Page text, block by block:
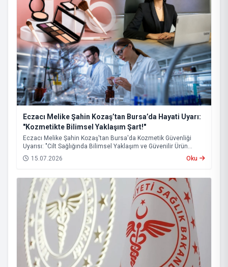
Eczacı Melike Şahin Kozaş’tan Bursa’da Hayati Uyarı:
"Kozmetikte Bilimsel Yaklaşım Şart!"
Eczacı Melike Şahin Kozaş'tan Bursa'da Kozmetik Güvenliği
Uyarısı: "Cilt Sağlığında Bilimsel Yaklaşım ve Güvenilir Ürün
Kullanımı Hayati Önem Taşıyor"
15.07.2026 Oku